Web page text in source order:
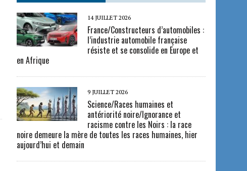
14 JUILLET 2026
France/Constructeurs d’automobiles :
l’industrie automobile française
résiste et se consolide en Europe et
en Afrique
9 JUILLET 2026
Science/Races humaines et
antériorité noire/Ignorance et
racisme contre les Noirs : la race
noire demeure la mère de toutes les races humaines, hier
aujourd’hui et demain